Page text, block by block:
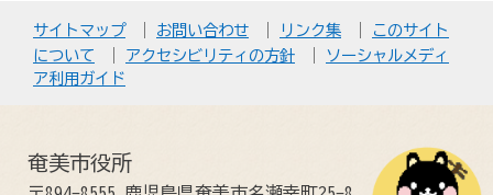
サイトマップ お問い合わせ リンク集
このサイト
について
アクセシビリティの方針
ソーシャルメディ
ア利用ガイド
奄美市役所